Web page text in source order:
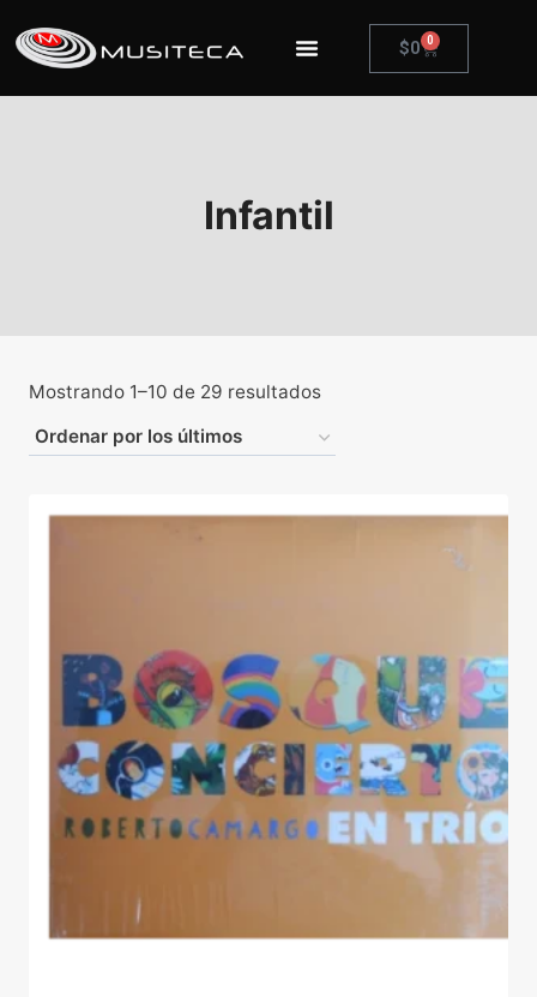
$0 0
Infantil
Mostrando 1–10 de 29 resultados